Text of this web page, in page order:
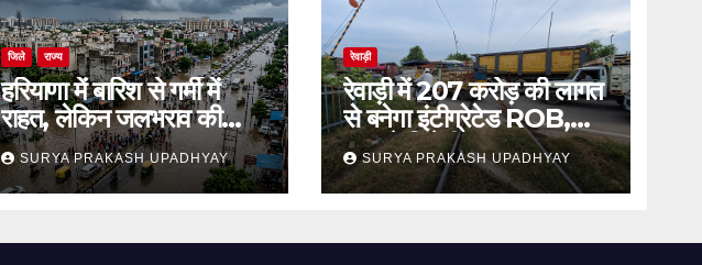
जिले राज्य
हरियाणा में बारिश से गर्मी में
राहत, लेकिन जलभराव की
समस्या बरकरार
SURYA PRAKASH UPADHYAY
रेवाड़ी
रेवाड़ी में 207 करोड़ की लागत
से बनेगा इंटीग्रेटेड ROB,
जाम से मिलेगी राहत
SURYA PRAKASH UPADHYAY